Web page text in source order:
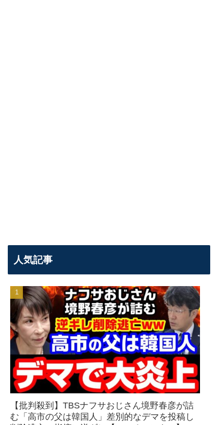
人気記事
【批判殺到】TBSナフサおじさん境野春彦が詰
む「高市の父は韓国人」差別的なデマを投稿し